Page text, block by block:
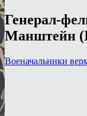
Генерал-
Манштейн
Военачальники